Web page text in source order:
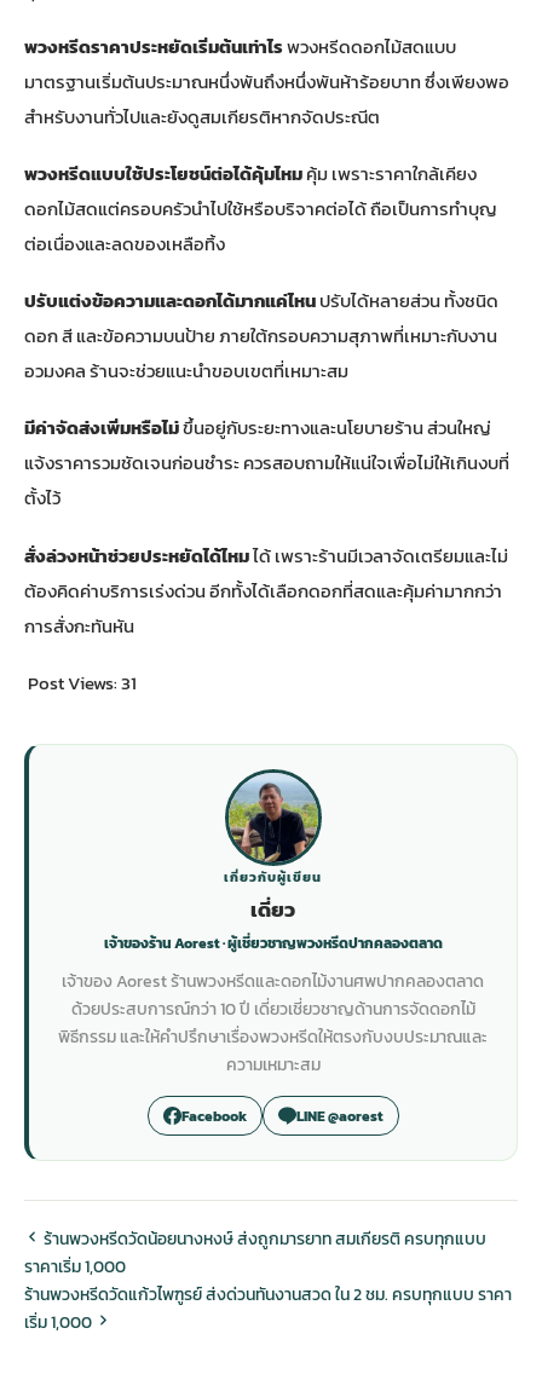
พวงหรีดราคาประหยัดเริ่มต้นเท่าไรพวงหรีดดอกไม้สดแบบ
มาตรฐานเริ่มต้นประมาณหนึ่งพันถึงหนึ่งพันห้าร้อยบาท ซึ่งเพียงพอ
สำหรับงานทั่วไปและยังดูสมเกียรติหากจัดประณีต
พวงหรีดแบบใช้ประโยชน์ต่อได้คุ้มไหมคุ้ม เพราะราคาใกล้เคียง
ดอกไม้สดแต่ครอบครัวนำไปใช้หรือบริจาคต่อได้ ถือเป็นการทำบุญ
ต่อเนื่องและลดของเหลือทิ้ง
ปรับแต่งข้อความและดอกได้มากแค่ไหนปรับได้หลายส่วน ทั้งชนิด
ดอก สี และข้อความบนป้าย ภายใต้กรอบความสุภาพที่เหมาะกับงาน
อวมงคล ร้านจะช่วยแนะนำขอบเขตที่เหมาะสม
มีค่าจัดส่งเพิ่มหรือไม่ขึ้นอยู่กับระยะทางและนโยบายร้าน ส่วนใหญ่
แจ้งราคารวมชัดเจนก่อนชำระ ควรสอบถามให้แน่ใจเพื่อไม่ให้เกินงบที่
ตั้งไว้
สั่งล่วงหน้าช่วยประหยัดได้ไหมได้ เพราะร้านมีเวลาจัดเตรียมและไม่
ต้องคิดค่าบริการเร่งด่วน อีกทั้งได้เลือกดอกที่สดและคุ้มค่ามากกว่า
การสั่งกะทันหัน
Post Views:31
เกี่ยวกับผู้เขียน
เดี่ยว
เจ้าของร้าน Aorest · ผู้เชี่ยวชาญพวงหรีดปากคลองตลาด
เจ้าของ Aorest ร้านพวงหรีดและดอกไม้งานศพปากคลองตลาด
ด้วยประสบการณ์กว่า 10 ปี เดี่ยวเชี่ยวชาญด้านการจัดดอกไม้
พิธีกรรม และให้คำปรึกษาเรื่องพวงหรีดให้ตรงกับงบประมาณและ
ความเหมาะสม
Facebook LINE @aorest
ร้านพวงหรีดวัดน้อยนางหงษ์ ส่งถูกมารยาท สมเกียรติ ครบทุกแบบ
ราคาเริ่ม 1,000
ร้านพวงหรีดวัดแก้วไพฑูรย์ ส่งด่วนทันงานสวด ใน 2 ชม. ครบทุกแบบ ราคา
เริ่ม 1,000